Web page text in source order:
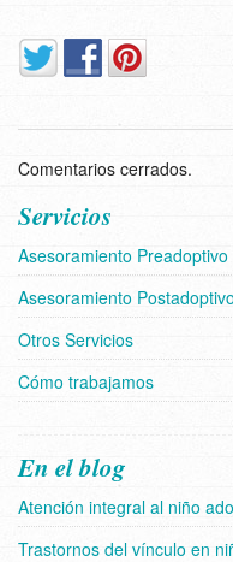
Comentarios cerrados.
Servicios
Asesoramiento Preadoptivo
Asesoramiento Postadoptivo
Otros Servicios
Cómo trabajamos
En el blog
Atención integral al niño
Trastornos del vínculo en